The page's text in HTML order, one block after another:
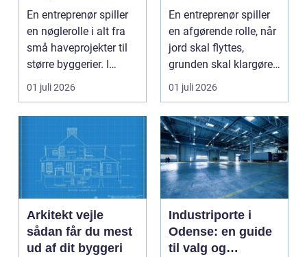
rette
samarbejdspartner
til dit byggeri
En entreprenør spiller
en nøglerolle i alt fra
små haveprojekter til
større byggerier. I
Nordjylland...
01 juli 2026
projekt
En entreprenør spiller
en afgørende rolle, når
jord skal flyttes,
grunden skal klargøres,
eller der ...
01 juli 2026
Arkitekt vejle
sådan får du mest
ud af dit byggeri
Industriporte i
Odense: en guide
til valg og